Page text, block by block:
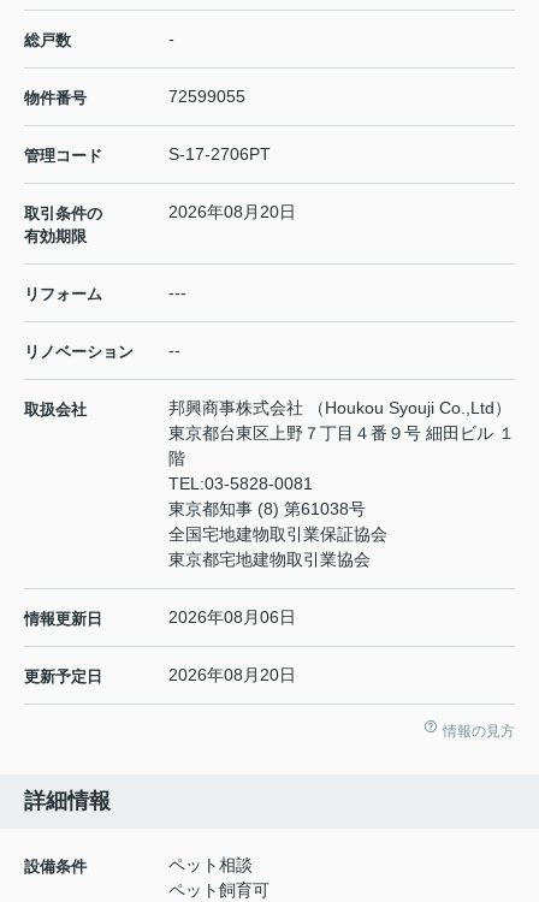
総戸数 -
物件番号 72599055
管理コード S-17-2706PT
取引条件の
有効期限
2026年08月20日
リフォーム ---
リノベーション --
取扱会社
邦興商事株式会社 （Houkou Syouji Co.,Ltd）
東京都台東区上野７丁目４番９号 細田ビル １
階
TEL:03-5828-0081
東京都知事 (8) 第61038号
全国宅地建物取引業保証協会
東京都宅地建物取引業協会
情報更新日 2026年08月06日
更新予定日 2026年08月20日
情報の見方
詳細情報
設備条件
ペット相談
ペット飼育可